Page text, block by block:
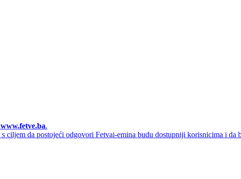
www.fetve.ba.
s ciljem da postojeći odgovori Fetvai-emina budu dostupniji korisnicima i da